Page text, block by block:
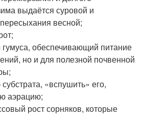
выдаётся суровой и
весной;
гумуса, обеспечивающий питание
но и для полезной почвенной
«вспушить» его,
аэрацию;
рост сорняков, которые